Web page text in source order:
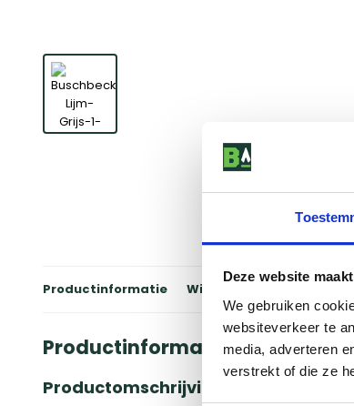
Deze website
We gebruiken
websiteverkeer te
media, adverteren
verstrekt of die ze
Productinformatie Winkels
Productinformatie
Productomschrijving